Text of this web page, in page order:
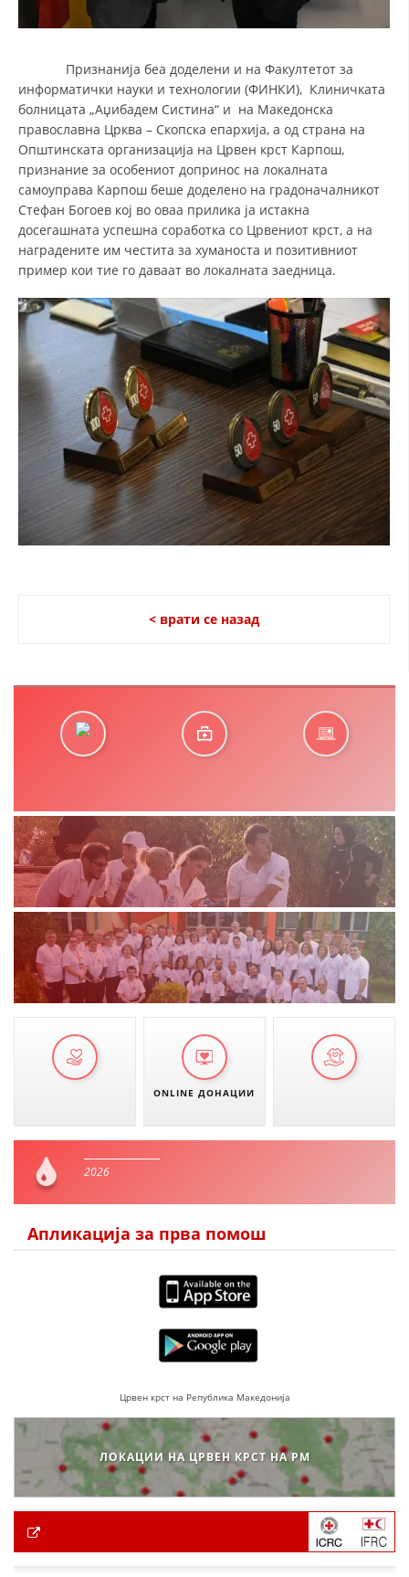
Признанија беа доделени и на Факултетот за
информатички науки и технологии (ФИНКИ), Клиничката
болницата „Аџибадем Систина“ и на Македонска
православна Црква – Скопска епархија, а од страна на
Општинската организација на Црвен крст Карпош,
признание за особениот допринос на локалната
самоуправа Карпош беше доделено на градоначалникот
Стефан Богоев кој во оваа прилика ја истакна
досегашната успешна соработка со Црвениот крст, а на
наградените им честита за хуманоста и позитивниот
пример кои тие го даваат во локалната заедница.
< врати се назад
ONLINE ДОНАЦИИ
2026
Апликација за прва помош
Црвен крст на Република Македонија
ЛОКАЦИИ НА ЦРВЕН КРСТ НА РМ